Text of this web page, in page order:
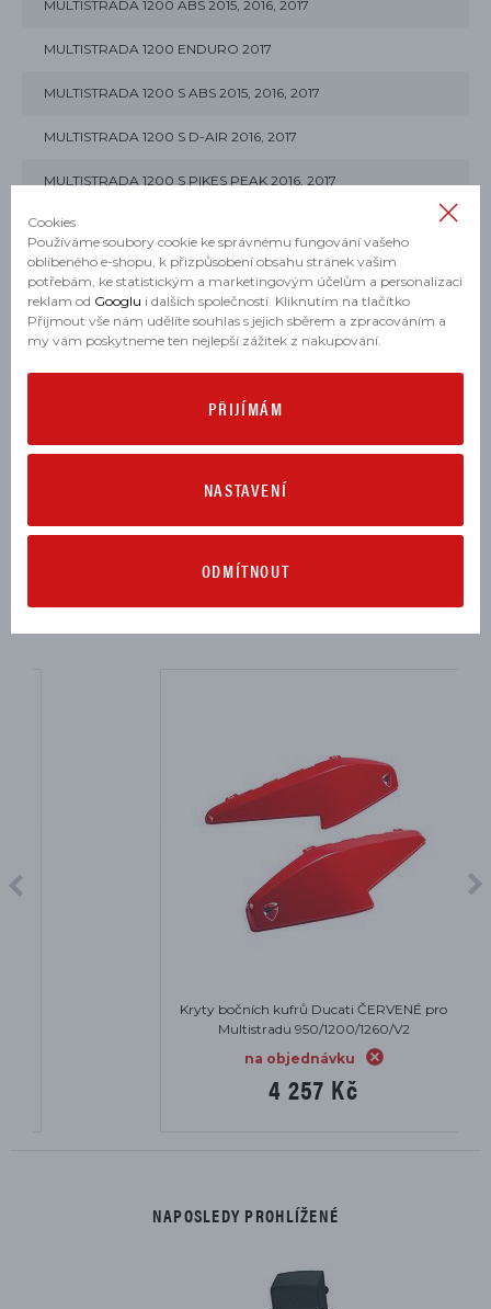
MULTISTRADA 1200 ABS 2015, 2016, 2017
MULTISTRADA 1200 ENDURO 2017
MULTISTRADA 1200 S ABS 2015, 2016, 2017
MULTISTRADA 1200 S D-AIR 2016, 2017
MULTISTRADA 1200 S PIKES PEAK 2016, 2017
MULTISTRADA 1260 ABS 2018
MULTISTRADA 1260 S ABS 2018
MULTISTRADA 1260 S D-AIR 2018
Návod na montáž (9,65 MB)
Kryty bočních kufrů Ducati ČERVENÉ pro
Multistradu 950/1200/1260/V2
na objednávku
4 257 Kč
NAPOSLEDY PROHLÍŽENÉ
Cookies
Používáme soubory cookie ke správnému fungování vašeho
oblíbeného e-shopu, k přizpůsobení obsahu stránek vašim
potřebám, ke statistickým a marketingovým účelům a personalizaci
reklam od Googlu i dalších společností. Kliknutím na tlačítko
Přijmout vše nám udělíte souhlas s jejich sběrem a zpracováním a
my vám poskytneme ten nejlepší zážitek z nakupování.
PŘIJÍMÁM
NASTAVENÍ
ODMÍTNOUT